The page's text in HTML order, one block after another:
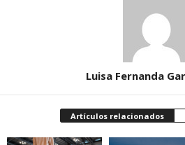
Luisa Fernanda
Artículos relacionados